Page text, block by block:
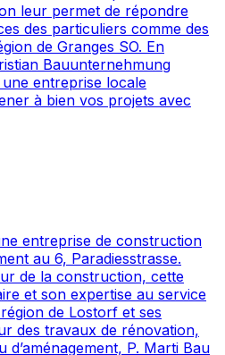
leur permet de répondre
des particuliers comme des
de Granges SO. En
Bauunternehmung
entreprise locale
à bien vos projets avec
entreprise de construction
au 6, Paradiesstrasse.
de la construction, cette
et son expertise au service
de Lostorf et ses
des travaux de rénovation,
P. Marti Bau